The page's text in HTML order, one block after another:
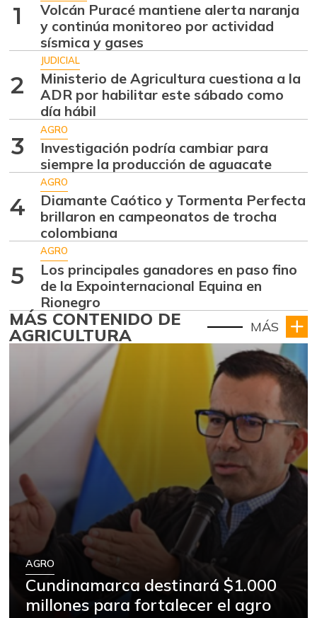
1
Volcán Puracé mantiene alerta naranja
y continúa monitoreo por actividad
sísmica y gases
2
JUDICIAL
Ministerio de Agricultura cuestiona a la
ADR por habilitar este sábado como
día hábil
3
AGRO
Investigación podría cambiar para
siempre la producción de aguacate
4
AGRO
Diamante Caótico y Tormenta Perfecta
brillaron en campeonatos de trocha
colombiana
5
AGRO
Los principales ganadores en paso fino
de la Expointernacional Equina en
Rionegro
MÁS CONTENIDO DE
AGRICULTURA MÁS
AGRO
Cundinamarca destinará $1.000
millones para fortalecer el agro